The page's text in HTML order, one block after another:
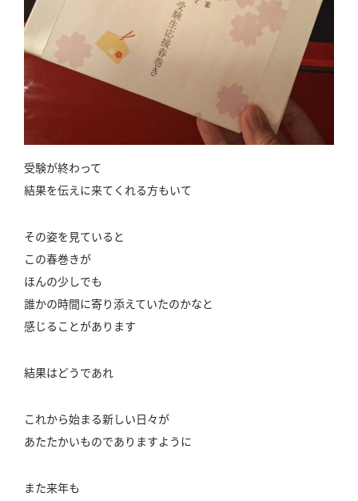
受験が終わって
結果を伝えに来てくれる方もいて
その姿を見ていると
この春巻きが
ほんの少しでも
誰かの時間に寄り添えていたのかなと
感じることがあります
結果はどうであれ
これから始まる新しい日々が
あたたかいものでありますように
また来年も